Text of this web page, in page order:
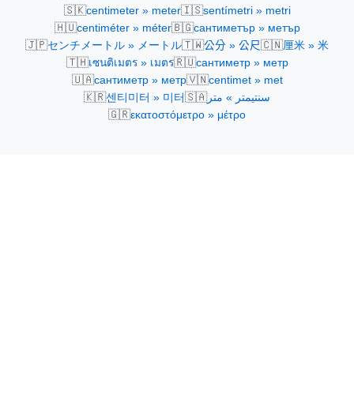
🇸🇰centimeter » meter🇮🇸sentímetri » metri
🇭🇺centiméter » méter🇧🇬сантиметър » метър
🇯🇵センチメートル » メートル🇹🇼公分 » 公尺🇨🇳厘米 » 米
🇹🇭เซนติเมตร » เมตร🇷🇺сантиметр » метр
🇺🇦сантиметр » метр🇻🇳centimet » met
🇰🇷센티미터 » 미터 🇸🇦سنتيمتر » متر
🇬🇷εκατοστόμετρο » μέτρο